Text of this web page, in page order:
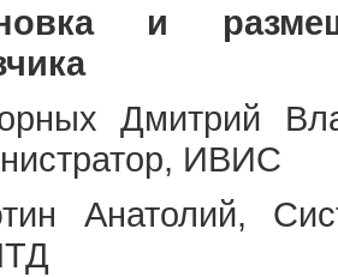
и
Дмитрий
ИВИС
Анатолий,